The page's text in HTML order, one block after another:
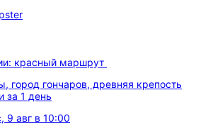
красный маршрут
город гончаров, древняя крепость
за 1 день
9 авг в 10:00